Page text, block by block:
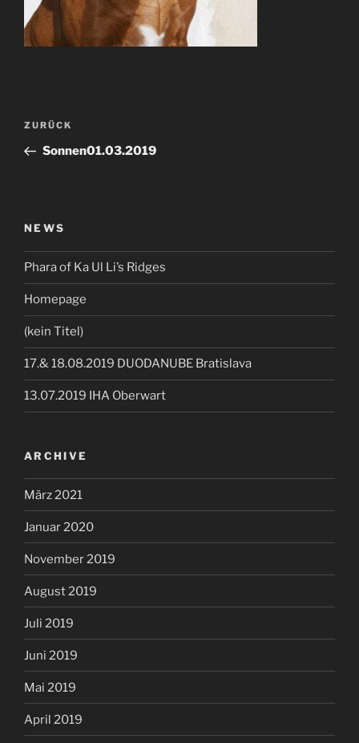
Beitragsnavigation
Vorheriger
Beitrag
ZURÜCK
Sonnen01.03.2019
NEWS
Phara of Ka Ul Li’s Ridges
Homepage
(kein Titel)
17.& 18.08.2019 DUODANUBE Bratislava
13.07.2019 IHA Oberwart
ARCHIVE
März 2021
Januar 2020
November 2019
August 2019
Juli 2019
Juni 2019
Mai 2019
April 2019